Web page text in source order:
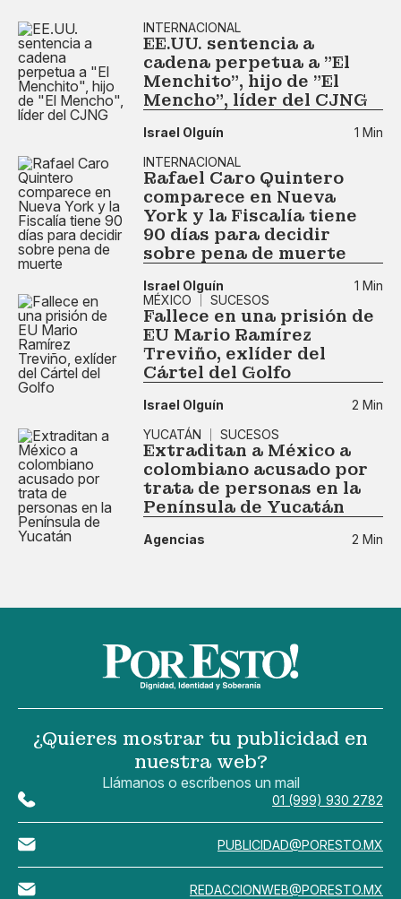
INTERNACIONAL
EE.UU. sentencia a
cadena perpetua a "El
Menchito", hijo de "El
Mencho", líder del CJNG
Israel Olguín
1 Min
INTERNACIONAL
Rafael Caro Quintero
comparece en Nueva
York y la Fiscalía tiene
90 días para decidir
sobre pena de muerte​
Israel Olguín
1 Min
MÉXICO
SUCESOS
Fallece en una prisión de
EU Mario Ramírez
Treviño, exlíder del
Cártel del Golfo
Israel Olguín
2 Min
YUCATÁN
SUCESOS
Extraditan a México a
colombiano acusado por
trata de personas en la
Península de Yucatán
Agencias 2 Min
¿Quieres mostrar tu publicidad en
nuestra web?
Llámanos o escríbenos un mail
01 (999) 930 2782
PUBLICIDAD@PORESTO.MX
REDACCIONWEB@PORESTO.MX